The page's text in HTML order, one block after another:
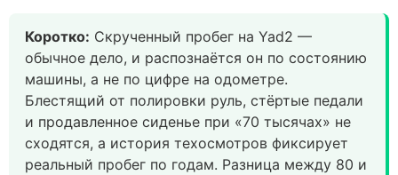
Коротко: Скрученный пробег на Yad2 —
обычное дело, и распознаётся он по состоянию
машины, а не по цифре на одометре.
Блестящий от полировки руль, стёртые педали
и продавленное сиденье при «70 тысячах» не
сходятся, а история техосмотров фиксирует
реальный пробег по годам. Разница между 80 и